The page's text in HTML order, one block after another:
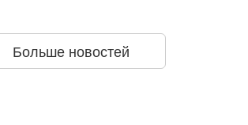
Больше новостей